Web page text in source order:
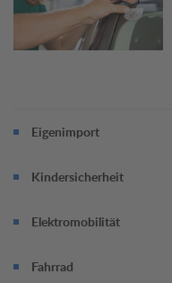
Eigenimport
Kindersicherheit
Elektromobilität
Fahrrad